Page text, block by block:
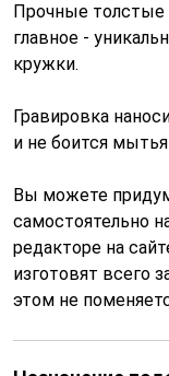
Прочные толстые
главное -
кружки.
Гравировка
и не боится
Вы можете
самостоятельно
редакторе на
изготовят всего
этом не